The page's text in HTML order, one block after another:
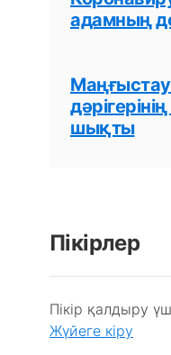
адамның
шықты
Пікірлер
Пікір қалдыру
Жүйеге кіру